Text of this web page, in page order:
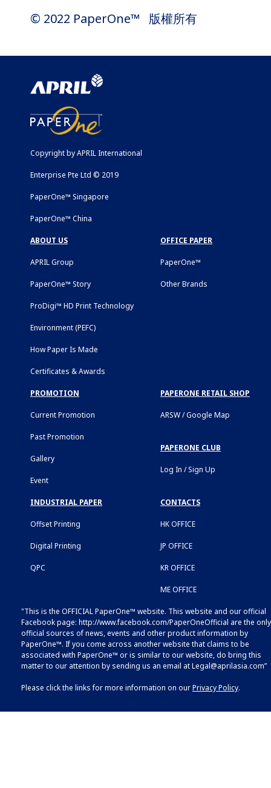
© 2022 PaperOne™ 版權所有
Copyright by APRIL International
Enterprise Pte Ltd © 2019
PaperOne™ Singapore
PaperOne™ China
ABOUT US
APRIL Group
PaperOne™ Story
ProDigi™ HD Print Technology
Environment (PEFC)
How Paper Is Made
Certificates & Awards
OFFICE PAPER
PaperOne™
Other Brands
PROMOTION
Current Promotion
Past Promotion
Gallery
Event
PAPERONE RETAIL SHOP
ARSW / Google Map
PAPERONE CLUB
Log In / Sign Up
INDUSTRIAL PAPER
Offset Printing
Digital Printing
QPC
CONTACTS
HK OFFICE
JP OFFICE
KR OFFICE
ME OFFICE
"This is the OFFICIAL PaperOne™ website. This website and our official
Facebook page: http://www.facebook.com/PaperOneOfficial are the only
official sources of news, events and other product information by
PaperOne™. If you come across another website that claims to be
associated with PaperOne™ or is similar to our website, do bring this
matter to our attention by sending us an email atLegal@aprilasia.com”
Please click the links for more information on ourPrivacy Policy.